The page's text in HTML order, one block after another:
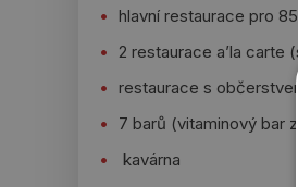
hlavní restaurace pro
2 restaurace a’la
restaurace s
7 barů (vitaminový bar
kavárna